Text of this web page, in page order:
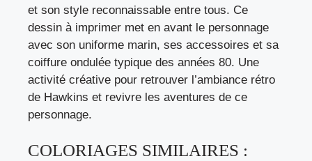
et son style reconnaissable entre tous. Ce
dessin à imprimer met en avant le personnage
avec son uniforme marin, ses accessoires et sa
coiffure ondulée typique des années 80. Une
activité créative pour retrouver l’ambiance rétro
de Hawkins et revivre les aventures de ce
personnage.
COLORIAGES SIMILAIRES :